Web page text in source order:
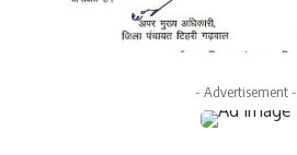
- Advertisement -